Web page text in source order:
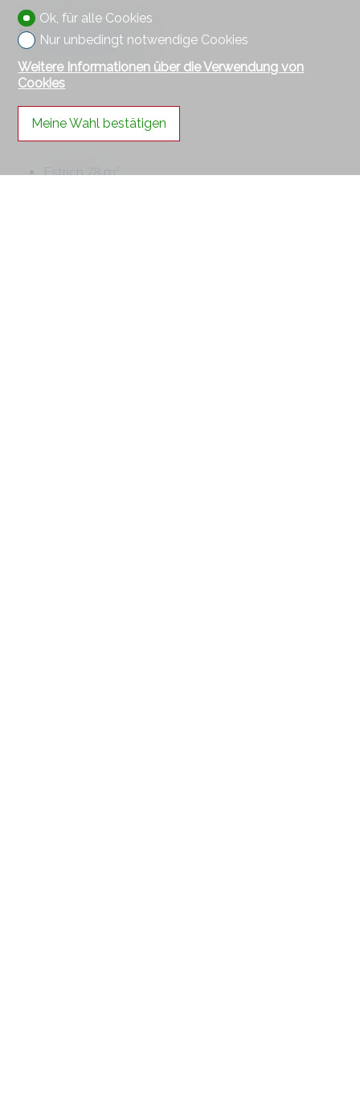
Dachgeschoss
Estrich 78 m²
Ok, für alle Cookies
Nur unbedingt notwendige Cookies
Weitere Informationen über die Verwendung von
Cookies
Meine Wahl bestätigen